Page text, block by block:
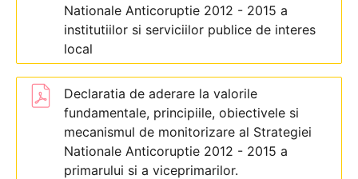
Nationale Anticoruptie 2012 - 2015 a
institutiilor si serviciilor publice de interes
local
Declaratia de aderare la valorile
fundamentale, principiile, obiectivele si
mecanismul de monitorizare al Strategiei
Nationale Anticoruptie 2012 - 2015 a
primarului si a viceprimarilor.